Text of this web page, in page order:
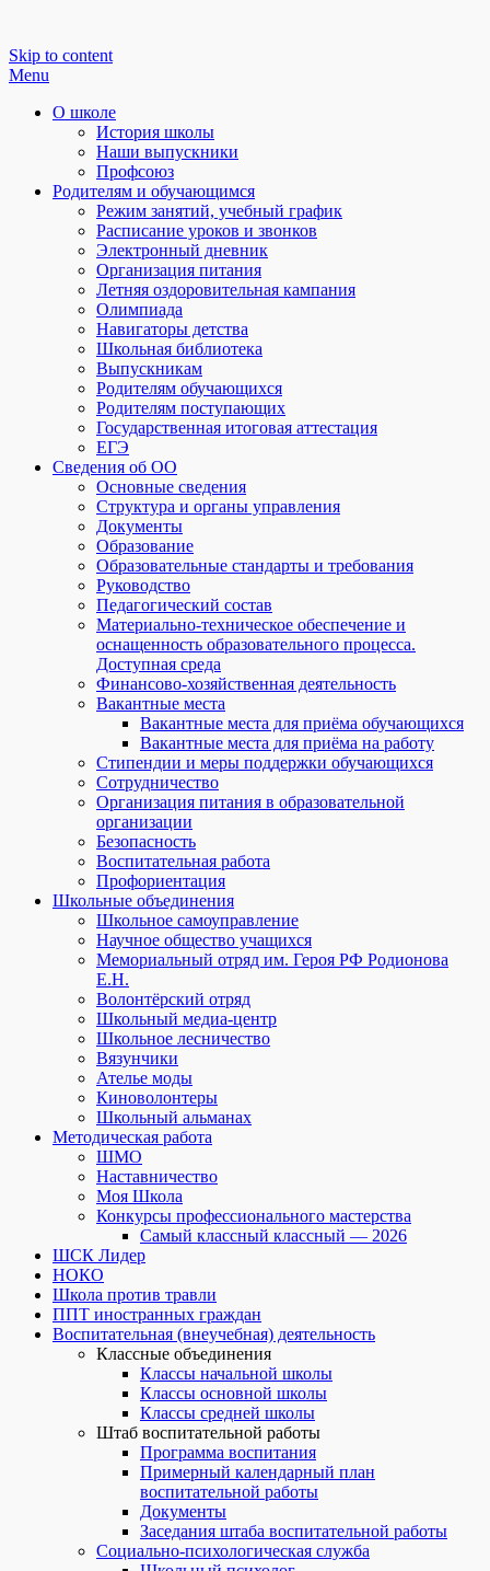
Skip to content
Menu
О школе
История школы
Наши выпускники
Профсоюз
Родителям и обучающимся
Режим занятий, учебный график
Расписание уроков и звонков
Электронный дневник
Организация питания
Летняя оздоровительная кампания
Олимпиада
Навигаторы детства
Школьная библиотека
Выпускникам
Родителям обучающихся
Родителям поступающих
Государственная итоговая аттестация
ЕГЭ
Сведения об ОО
Основные сведения
Структура и органы управления
Документы
Образование
Образовательные стандарты и требования
Руководство
Педагогический состав
Материально-техническое обеспечение и
оснащенность образовательного процесса.
Доступная среда
Финансово-хозяйственная деятельность
Вакантные места
Вакантные места для приёма обучающихся
Вакантные места для приёма на работу
Стипендии и меры поддержки обучающихся
Сотрудничество
Организация питания в образовательной
организации
Безопасность
Воспитательная работа
Профориентация
Школьные объединения
Школьное самоуправление
Научное общество учащихся
Мемориальный отряд им. Героя РФ Родионова
Е.Н.
Волонтёрский отряд
Школьный медиа-центр
Школьное лесничество
Вязунчики
Ателье моды
Киноволонтеры
Школьный альманах
Методическая работа
ШМО
Наставничество
Моя Школа
Конкурсы профессионального мастерства
Самый классный классный — 2026
ШСК Лидер
НОКО
Школа против травли
ППТ иностранных граждан
Воспитательная (внеучебная) деятельность
Классные объединения
Классы начальной школы
Классы основной школы
Классы средней школы
Штаб воспитательной работы
Программа воспитания
Примерный календарный план
воспитательной работы
Документы
Заседания штаба воспитательной работы
Социально-психологическая служба